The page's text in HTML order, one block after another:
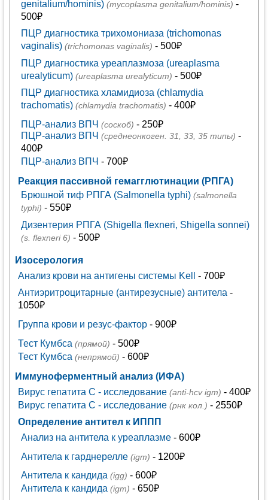
genitalium/hominis) (mycoplasma genitalium/hominis) -
500₽
ПЦР диагностика трихомониаза (trichomonas
vaginalis) (trichomonas vaginalis) - 500₽
ПЦР диагностика уреаплазмоза (ureaplasma
urealyticum) (ureaplasma urealyticum) - 500₽
ПЦР диагностика хламидиоза (chlamydia
trachomatis) (chlamydia trachomatis) - 400₽
ПЦР-анализ ВПЧ (соскоб) - 250₽
ПЦР-анализ ВПЧ (среднеонкоген. 31, 33, 35 типы) -
400₽
ПЦР-анализ ВПЧ - 700₽
Реакция пассивной гемагглютинации (РПГА)
Брюшной тиф РПГА (Salmonella typhi) (salmonella
typhi) - 550₽
Дизентерия РПГА (Shigella flexneri, Shigella sonnei)
(s. flexneri 6) - 500₽
Изосерология
Анализ крови на антигены системы Kell
- 700₽
Антиэритроцитарные (антирезусные) антитела -
1050₽
Группа крови и резус-фактор - 900₽
Тест Кумбса (прямой) - 500₽
Тест Кумбса (непрямой) - 600₽
Иммуноферментный анализ (ИФА)
Вирус гепатита С - исследование (anti-hcv igm) - 400₽
Вирус гепатита С - исследование (рнк кол.) - 2550₽
Определение антител к ИППП
Анализ на антитела к уреаплазме- 600₽
Антитела к гарднерелле (igm) - 1200₽
Антитела к кандида (igg) - 600₽
Антитела к кандида (igm) - 650₽